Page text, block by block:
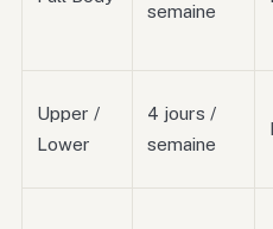
semaine
Upper /
Lower
4 jours /
semaine